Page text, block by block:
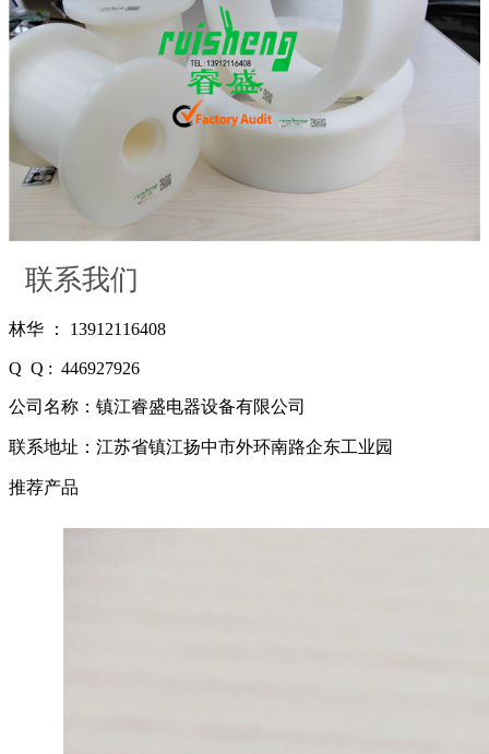
联系我们
林华 ： 13912116408
Q Q : 446927926
公司名称：镇江睿盛电器设备有限公司
联系地址：江苏省镇江扬中市外环南路企东工业园
推荐产品